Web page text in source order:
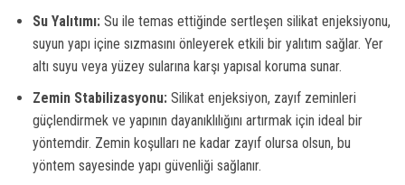
Su Yalıtımı:Su ile temas ettiğinde sertleşen silikat enjeksiyonu,
suyun yapı içine sızmasını önleyerek etkili bir yalıtım sağlar. Yer
altı suyu veya yüzey sularına karşı yapısal koruma sunar.
Zemin Stabilizasyonu:Silikat enjeksiyon, zayıf zeminleri
güçlendirmek ve yapının dayanıklılığını artırmak için ideal bir
yöntemdir. Zemin koşulları ne kadar zayıf olursa olsun, bu
yöntem sayesinde yapı güvenliği sağlanır.